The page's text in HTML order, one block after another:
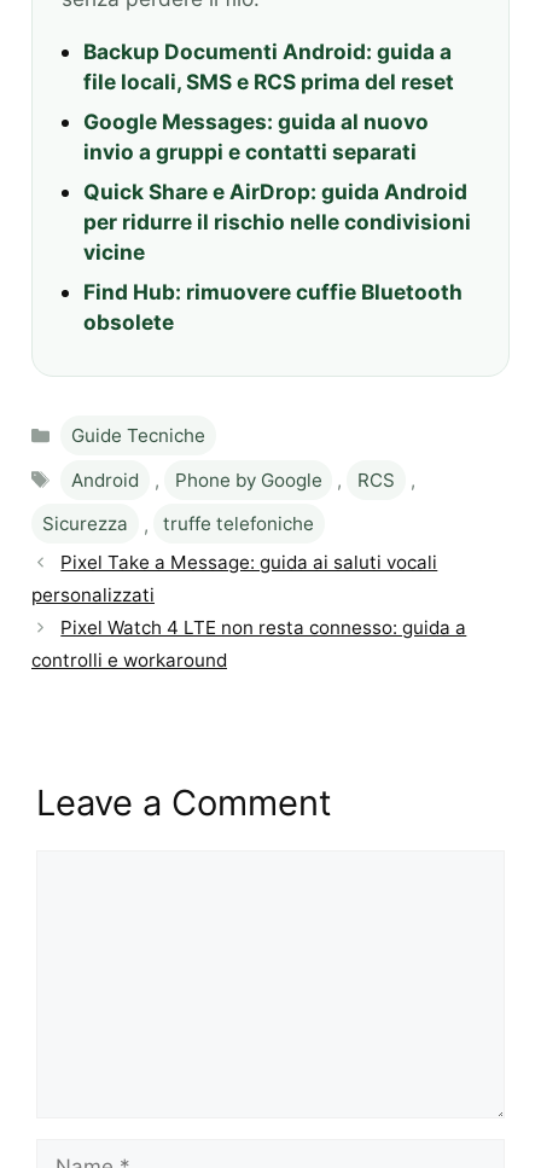
Backup Documenti Android: guida a
file locali, SMS e RCS prima del reset
Google Messages: guida al nuovo
invio a gruppi e contatti separati
Quick Share e AirDrop: guida Android
per ridurre il rischio nelle condivisioni
vicine
Find Hub: rimuovere cuffie Bluetooth
obsolete
Categories
Guide Tecniche
Tags
Android , Phone by Google , RCS
,
Sicurezza
,
truffe telefoniche
Pixel Take a Message: guida ai saluti vocali
personalizzati
Pixel Watch 4 LTE non resta connesso: guida a
controlli e workaround
Leave a Comment
Name